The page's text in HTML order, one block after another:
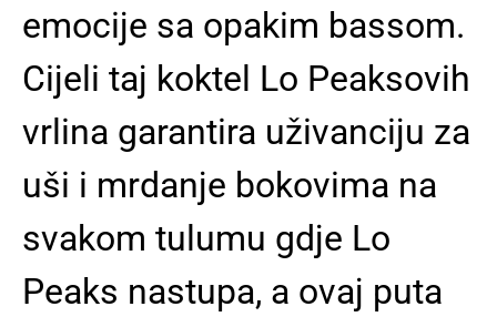
emocije sa opakim bassom.
Cijeli taj koktel Lo Peaksovih
vrlina garantira uživanciju za
uši i mrdanje bokovima na
svakom tulumu gdje Lo
Peaks nastupa, a ovaj puta